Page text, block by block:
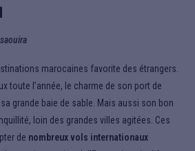
marocaines favorite des étrangers.
toute l’année, le charme de son port de
grande baie de sable. Mais aussi son bon
loin des grandes villes agitées. Ces
de nombreux vols internationaux